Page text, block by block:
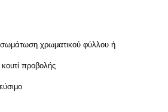
χρωματικού φύλλου ή
κουτί προβολής